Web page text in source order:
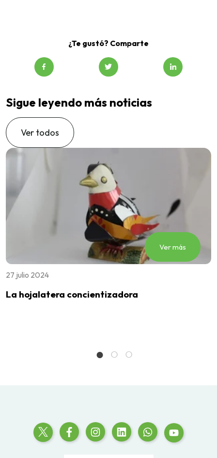
¿Te gustó? Comparte
Sigue leyendo más noticias
Ver todos
Ver más
27 julio 2024
La hojalatera concientizadora